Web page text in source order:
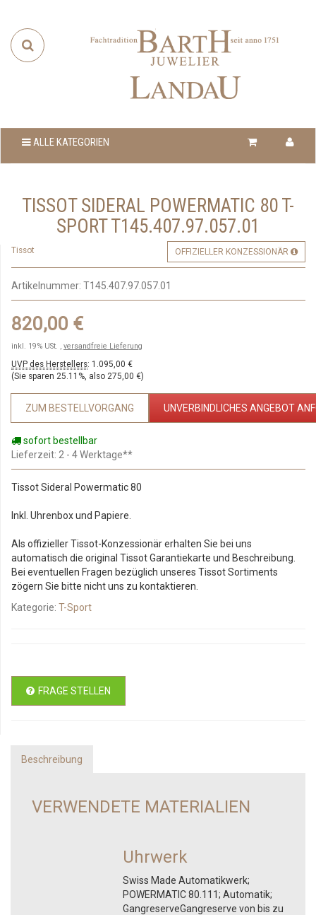
ALLE KATEGORIEN
TISSOT SIDERAL POWERMATIC 80 T-
SPORT T145.407.97.057.01
Tissot OFFIZIELLER KONZESSIONÄR
Artikelnummer: T145.407.97.057.01
820,00 €
inkl. 19% USt. , versandfreie Lieferung
UVP des Herstellers: 1.095,00 €
(Sie sparen 25.11%, also 275,00 €)
ZUM BESTELLVORGANG UNVERBINDLICHES ANGEBOT
sofort bestellbar
Lieferzeit: 2 - 4 Werktage**
Tissot Sideral Powermatic 80
Inkl. Uhrenbox und Papiere.
Als offizieller Tissot-Konzessionär erhalten Sie bei uns
automatisch die original Tissot Garantiekarte und Beschreibung.
Bei eventuellen Fragen bezüglich unseres Tissot Sortiments
zögern Sie bitte nicht uns zu kontaktieren.
Kategorie: T-Sport
FRAGE STELLEN
Beschreibung
VERWENDETE MATERIALIEN
Uhrwerk
Swiss Made Automatikwerk;
POWERMATIC 80.111; Automatik;
GangreserveGangreserve von bis zu